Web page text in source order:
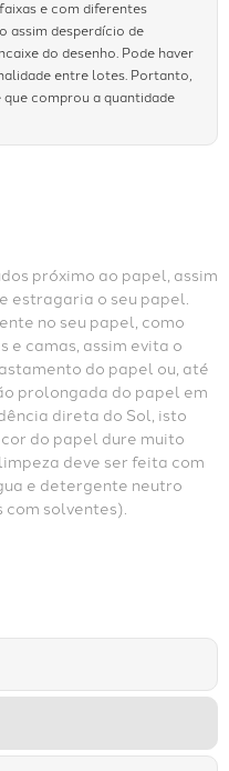
e com diferentes
assim desperdício de
do desenho. Pode haver
entre lotes. Portanto,
comprou a quantidade
próximo ao papel, assim
estragaria o seu papel.
no seu papel, como
e camas, assim evita o
do papel ou, até
prolongada do papel em
direta do Sol, isto
do papel dure muito
deve ser feita com
e detergente neutro
solventes).